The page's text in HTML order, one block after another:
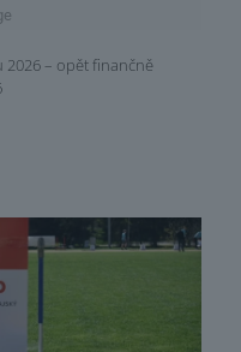
2026 – opět finančně